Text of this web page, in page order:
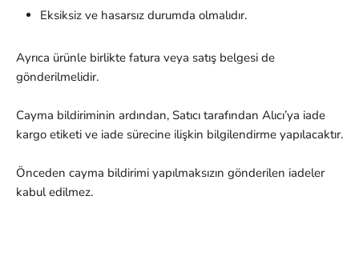
Eksiksiz ve hasarsız durumda olmalıdır.
Ayrıca ürünle birlikte fatura veya satış belgesi de
gönderilmelidir.
Cayma bildiriminin ardından, Satıcı tarafından Alıcı’ya iade
kargo etiketi ve iade sürecine ilişkin bilgilendirme yapılacaktır.
Önceden cayma bildirimi yapılmaksızın gönderilen iadeler
kabul edilmez.